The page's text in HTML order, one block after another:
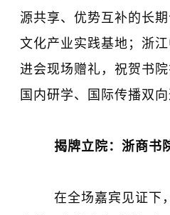
源共享、优势互补的长
文化产业实践基地；浙
进会现场赠礼，祝贺书
国内研学、国际传播双向
揭牌立院：浙商书
在全场嘉宾见证下，